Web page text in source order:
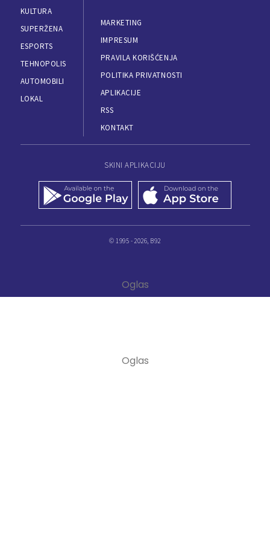
KULTURA
SUPERŽENA
ESPORTS
TEHNOPOLIS
AUTOMOBILI
LOKAL
MARKETING
IMPRESUM
PRAVILA KORIŠĆENJA
POLITIKA PRIVATNOSTI
APLIKACIJE
RSS
KONTAKT
SKINI APLIKACIJU
© 1995 - 2026, B92